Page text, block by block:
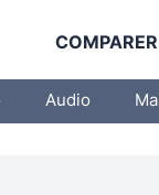
COMPARER
Audio